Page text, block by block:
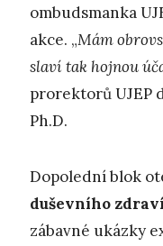
ombudsmanka
akce. „Mám
slaví tak hojnou
prorektorů UJEP
Ph.D.
Dopolední blok
duševního
zábavné ukázky